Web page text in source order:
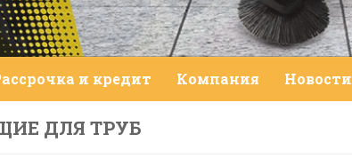
и кредит Компания Новости
ДЛЯ ТРУБ